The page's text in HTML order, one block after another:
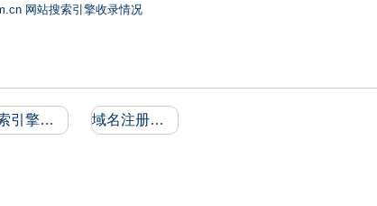
网站搜索引擎收录情况
搜索引擎收录和反向链接 域名注册信息